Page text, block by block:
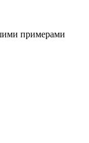
примерами